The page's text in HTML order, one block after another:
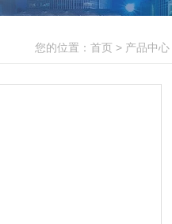
您的位置： 首页 > 产品中心